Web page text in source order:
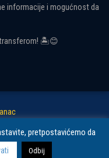
informacije i mogućnost da
transferom! 🏝😊
Politika privatnosti i
pretpostavićemo da
Odbij